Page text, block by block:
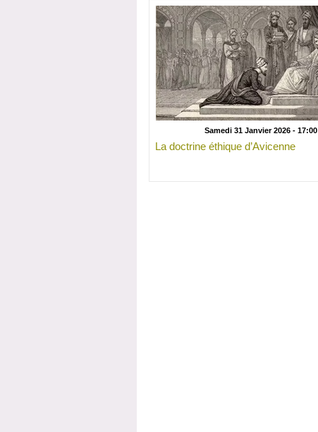
Samedi 31 Janvier 2026 - 17:00
La doctrine éthique d’Avicenne